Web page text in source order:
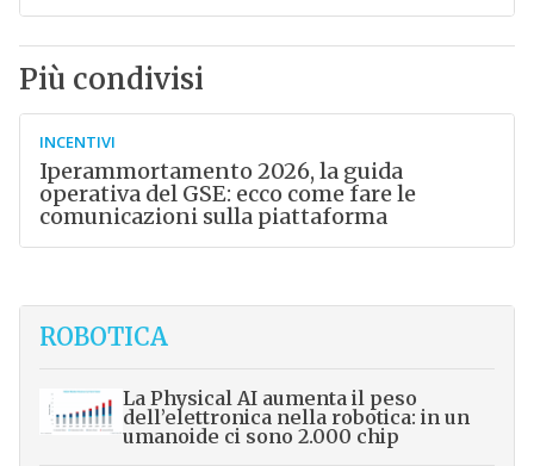
Più condivisi
INCENTIVI
Iperammortamento 2026, la guida
operativa del GSE: ecco come fare le
comunicazioni sulla piattaforma
ROBOTICA
La Physical AI aumenta il peso
dell’elettronica nella robotica: in un
umanoide ci sono 2.000 chip